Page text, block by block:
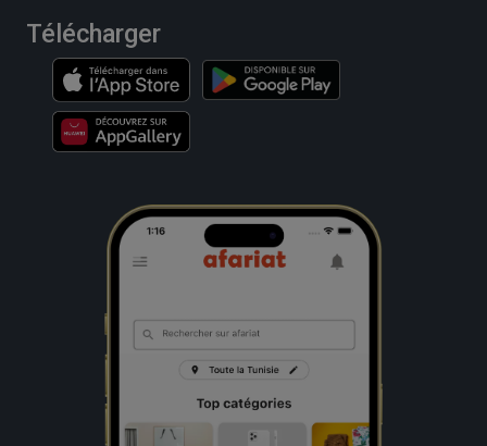
Télécharger